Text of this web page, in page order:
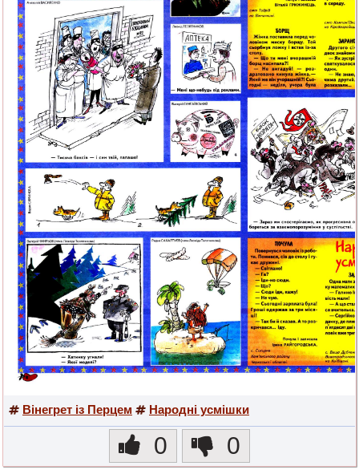
Вінегрет із Перцем Народні усмішки
0 0